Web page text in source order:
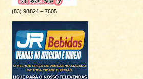
(83) 98824 – 7605